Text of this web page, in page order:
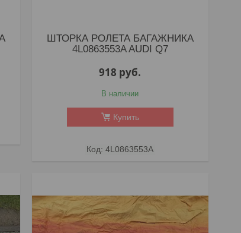
ШТОРКА РОЛЕТА БАГАЖНИКА
4L0863553A AUDI Q7
918 руб.
В наличии
Купить
4L0863553A